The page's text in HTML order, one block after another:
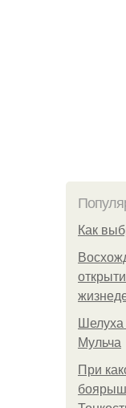
Как
Шелуха
Мульча
При